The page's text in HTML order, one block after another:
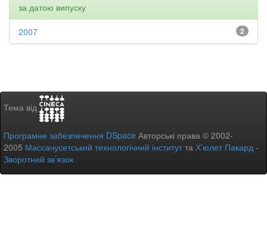
за датою випуску
2
2007
Тема від
Програмне забезпечення DSpace Авторські права © 2002-
2005 Массачусетський технологічний інститутта Х’юлет Пакард -
Зворотний зв’язок